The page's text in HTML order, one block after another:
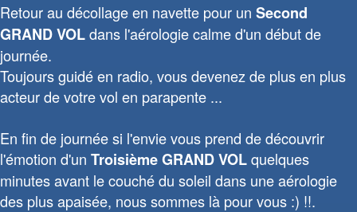
Retour au décollage en navette pour un Second
GRAND VOLdans l'aérologie calme d'un début de
journée.
Toujours guidé en radio, vous devenez de plus en plus
acteur de votre vol en parapente ...
En fin de journée si l'envie vous prend de découvrir
l'émotion d'un Troisième GRAND VOLquelques
minutes avant le couché du soleil dans une aérologie
des plus apaisée, nous sommes là pour vous :) !!.